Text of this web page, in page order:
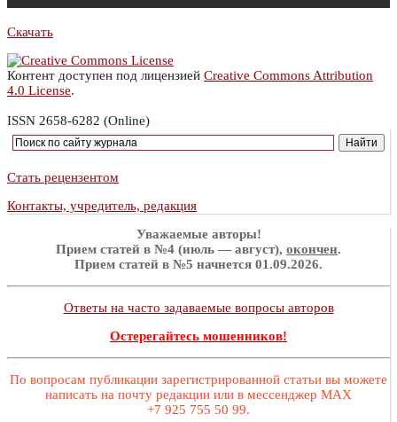
Скачать
Контент доступен под лицензией Creative Commons Attribution
4.0 License.
ISSN 2658-6282 (Online)
Стать рецензентом
Контакты, учредитель, редакция
Уважаемые авторы!
Прием статей в №4 (июль — август), окончен.
Прием статей в №5 начнется 01.09.2026.
Ответы на часто задаваемые вопросы авторов
Остерегайтесь мошенников!
По вопросам публикации зарегистрированной статьи вы можете
написать на почту редакции или в мессенджер MAX
+7 925 755 50 99.